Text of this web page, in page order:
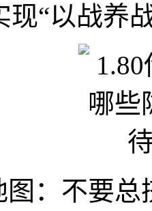
现“以战养
图：不要